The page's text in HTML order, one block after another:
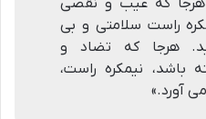
که عیب و نقصی
راست سلامتی و بی
هرجا که تضاد و
باشد، نیمکره راست،
آورد.»